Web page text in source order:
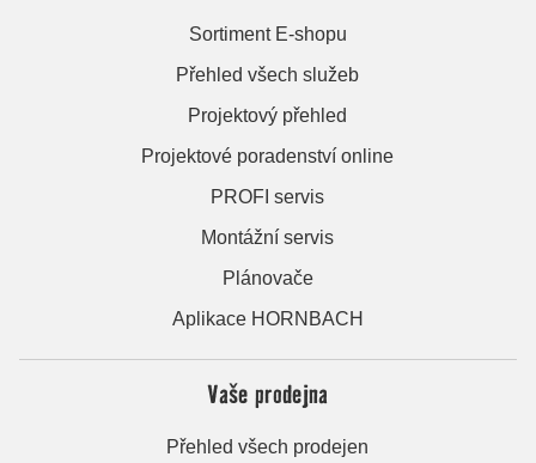
Sortiment E-shopu
Přehled všech služeb
Projektový přehled
Projektové poradenství online
PROFI servis
Montážní servis
Plánovače
Aplikace HORNBACH
Vaše prodejna
Přehled všech prodejen